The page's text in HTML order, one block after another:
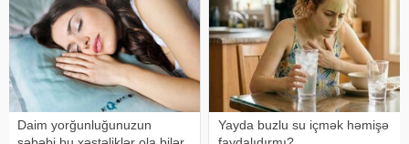
Daim yorğunluğunuzun
Yayda buzlu su içmək həmişə